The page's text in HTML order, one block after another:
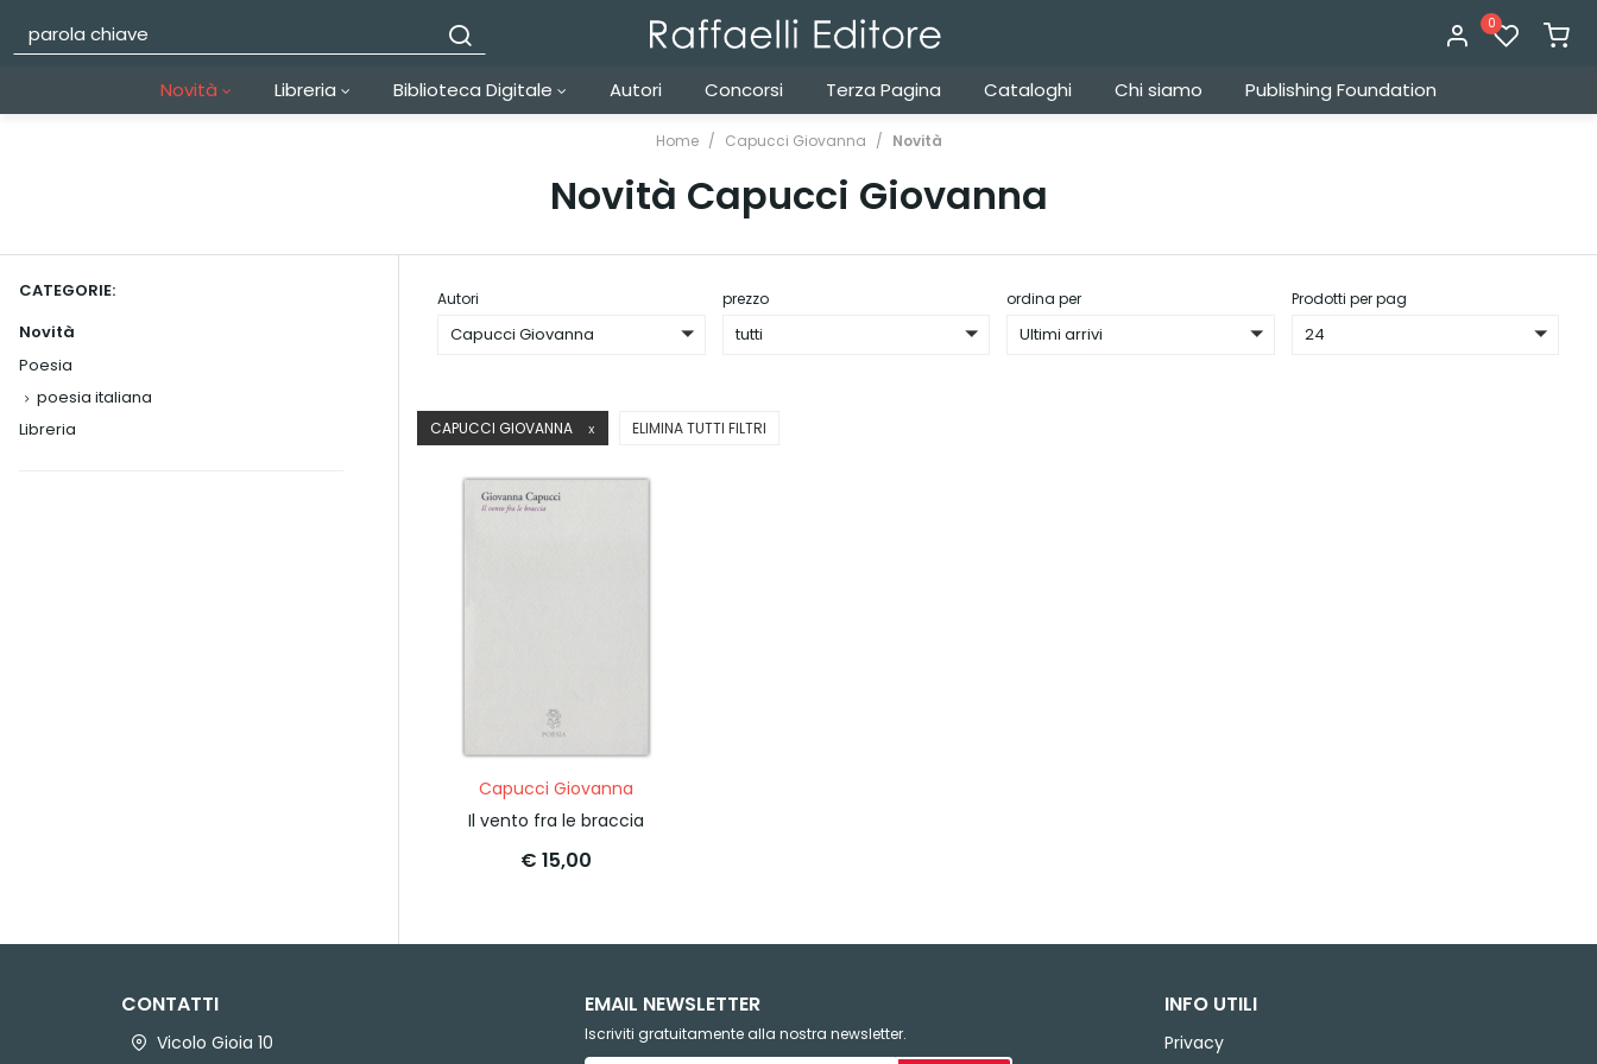
0
Novità Libreria Biblioteca Digitale Autori Concorsi Terza Pagina Cataloghi Chi siamo Publishing Foundation
Home Capucci Giovanna Novità
Novità Capucci Giovanna
CATEGORIE:
Novità
Poesia
poesia italiana
Libreria
Autori
Capucci Giovanna
prezzo
tutti
ordina per
Ultimi arrivi
Prodotti per pag
24
CAPUCCI GIOVANNA X ELIMINA TUTTI FILTRI
Capucci Giovanna
Il vento fra le braccia
€ 15,00
CONTATTI
Vicolo Gioia 10
EMAIL NEWSLETTER
Iscriviti gratuitamente alla nostra newsletter.
INFO UTILI
Privacy